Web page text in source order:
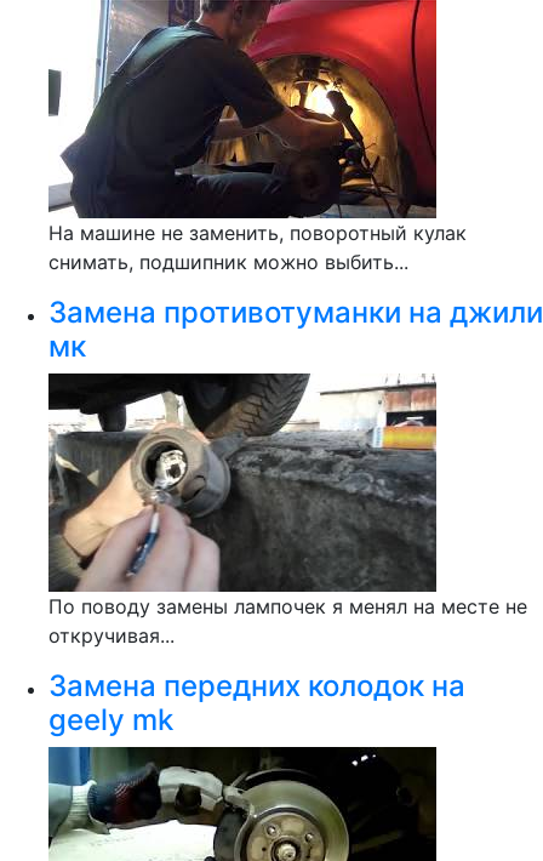
На машине не заменить, поворотный кулак
снимать, подшипник можно выбить...
Замена противотуманки на джили
мк
По поводу замены лампочек я менял на месте не
откручивая...
Замена передних колодок на
geely mk